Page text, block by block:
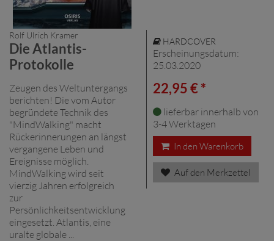
Rolf Ulrich Kramer
Die Atlantis-
Protokolle
Zeugen des Weltuntergangs
berichten! Die vom Autor
begründete Technik des
"MindWalking" macht
Rückerinnerungen an längst
vergangene Leben und
Ereignisse möglich.
MindWalking wird seit
vierzig Jahren erfolgreich
zur
Persönlichkeitsentwicklung
eingesetzt. Atlantis, eine
uralte globale ...
HARDCOVER
Erscheinungsdatum:
25.03.2020
22,95 € *
lieferbar innerhalb von
3-4 Werktagen
In den Warenkorb
Auf den Merkzettel